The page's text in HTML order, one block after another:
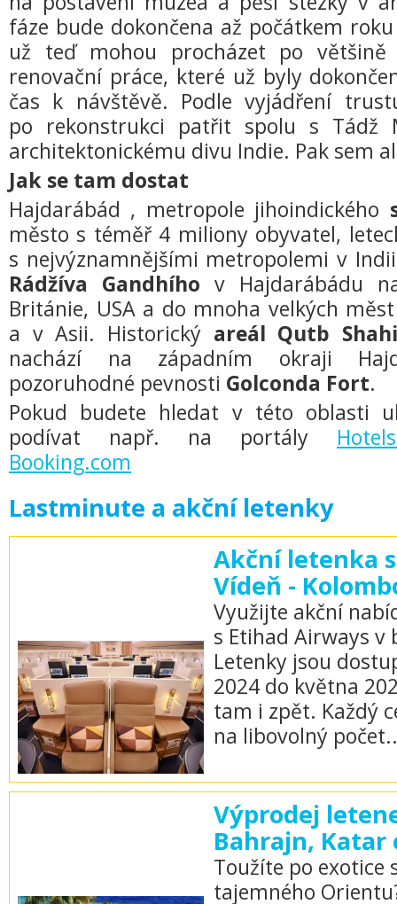
fáze bude dokončena až počátkem
už teď mohou procházet po
renovační práce, které už byly
čas k návštěvě. Podle vyjádření
po rekonstrukci patřit spolu s Tádž
architektonickému divu Indie. Pak sem
Jak se tam dostat
Hajdarábád , metropole jihoindického
město s téměř 4 miliony obyvatel,
s nejvýznamnějšími metropolemi v
Rádžíva Gandhího v Hajdarábádu
Británie, USA a do mnoha velkých
a v Asii. Historický areál Qutb
nachází na západním okraji
pozoruhodné pevnosti Golconda Fort.
Pokud budete hledat v této oblasti
podívat např. na portály
Booking.com
Lastminute a akční letenky
Akční letenka
Vídeň -
Využijte akční
s Etihad Airways v
Letenky jsou
2024 do května
tam i zpět. Každý
na libovolný
Výprodej
Bahrajn, Katar
Toužíte po exotice
tajemného